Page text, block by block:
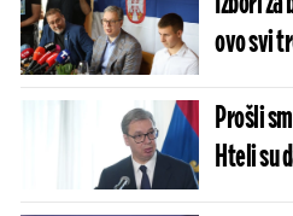
ovo svi
Prošli
Hteli su